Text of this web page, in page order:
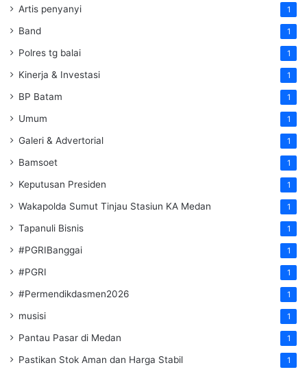
Artis penyanyi 1
Band 1
Polres tg balai 1
Kinerja & Investasi 1
BP Batam 1
Umum 1
Galeri & Advertorial 1
Bamsoet 1
Keputusan Presiden 1
Wakapolda Sumut Tinjau Stasiun KA Medan 1
Tapanuli Bisnis 1
#PGRIBanggai 1
#PGRI 1
#Permendikdasmen2026 1
musisi 1
Pantau Pasar di Medan 1
Pastikan Stok Aman dan Harga Stabil 1